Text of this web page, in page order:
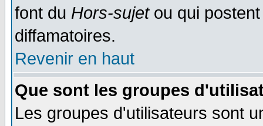
font du Hors-sujetou qui
diffamatoires.
Revenir en haut
Que sont les groupes
Les groupes d'utilisateurs sont